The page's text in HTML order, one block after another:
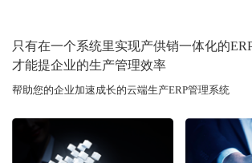
只有在一个系统里实现产供销一体化的
才能提企业的生产管理效率
帮助您的企业加速成长的云端生产ERP管理系统